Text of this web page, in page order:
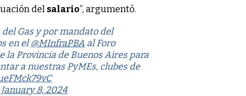
del salario”, argumentó.
Gas y por mandato del
en el@MInfraPBA al Foro
la Provincia de Buenos Aires para
a nuestras PyMEs, clubes de
January 8, 2024